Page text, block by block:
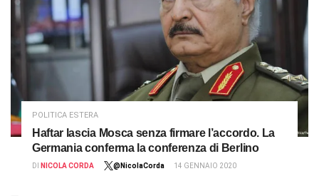
POLITICA ESTERA
Haftar lascia Mosca senza firmare l’accordo. La
Germania conferma la conferenza di Berlino
DI NICOLA CORDA @NicolaCorda 14 GENNAIO 2020